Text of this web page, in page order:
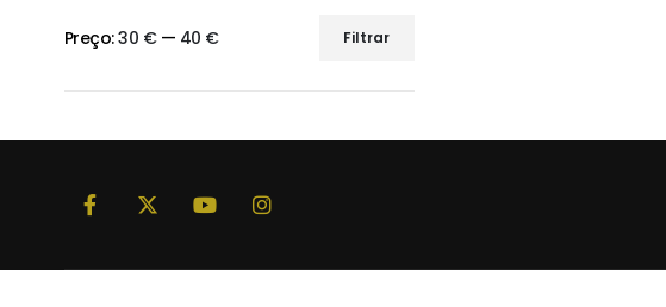
Preço
mínimo
Preço
máximo
Filtrar
Preço:30 €— 40 €